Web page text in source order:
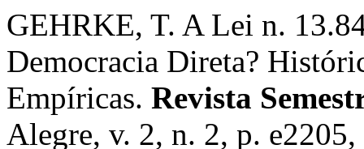
GEHRKE, T. A Lei n.
Democracia Direta?
Empíricas. Revista
Alegre, v. 2, n. 2, p.